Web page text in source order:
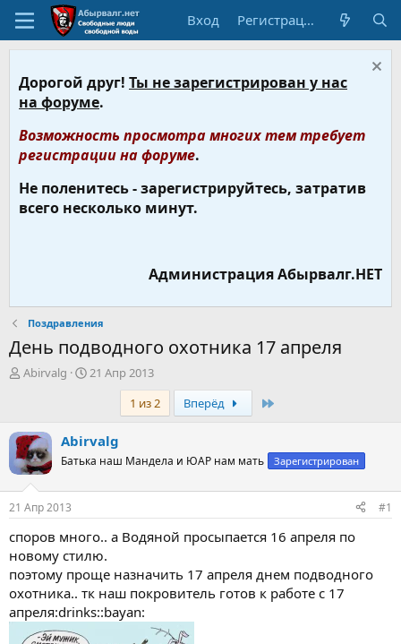
Вход Регистрация
Дорогой друг! Ты не зарегистрирован у нас
на форуме.
Возможность просмотра многих тем требует
регистрации на форуме.
Не поленитесь - зарегистрируйтесь, затратив
всего несколько минут.
Администрация Абырвалг.НЕТ
Поздравления
День подводного охотника 17 апреля
А
р
т
е
м
ы
Abirvalg
Д
н
ч
а
21 Апр 2013
1 из 2
Вперёд
Abirvalg
Батька наш Мандела и ЮАР нам мать Зарегистрирован
21 Апр 2013 #1
споров много.. а Водяной просыпается 16 апреля по
новому стилю.
поэтому проще назначить 17 апреля днем подводного
охотника.. тк наш покровитель готов к работе с 17
апреля:drinks::bayan: